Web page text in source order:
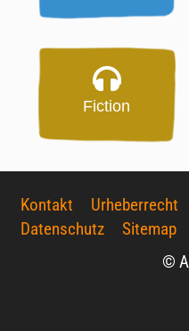
Fiction
Kontakt Urheberrecht
Datenschutz
Sitemap
©